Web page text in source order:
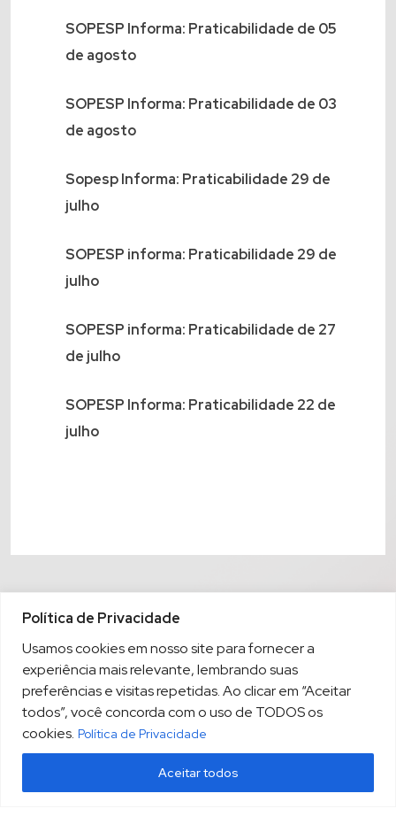
Política de Privacidade
Usamos cookies em nosso site para fornecer a
experiência mais relevante, lembrando suas
preferências e visitas repetidas. Ao clicar em “Aceitar
todos”, você concorda com o uso de TODOS os
cookies. Política de Privacidade
Aceitar todos
SOPESP Informa: Praticabilidade de 05
de agosto
SOPESP Informa: Praticabilidade de 03
de agosto
Sopesp Informa: Praticabilidade 29 de
julho
SOPESP informa: Praticabilidade 29 de
julho
SOPESP informa: Praticabilidade de 27
de julho
SOPESP Informa: Praticabilidade 22 de
julho